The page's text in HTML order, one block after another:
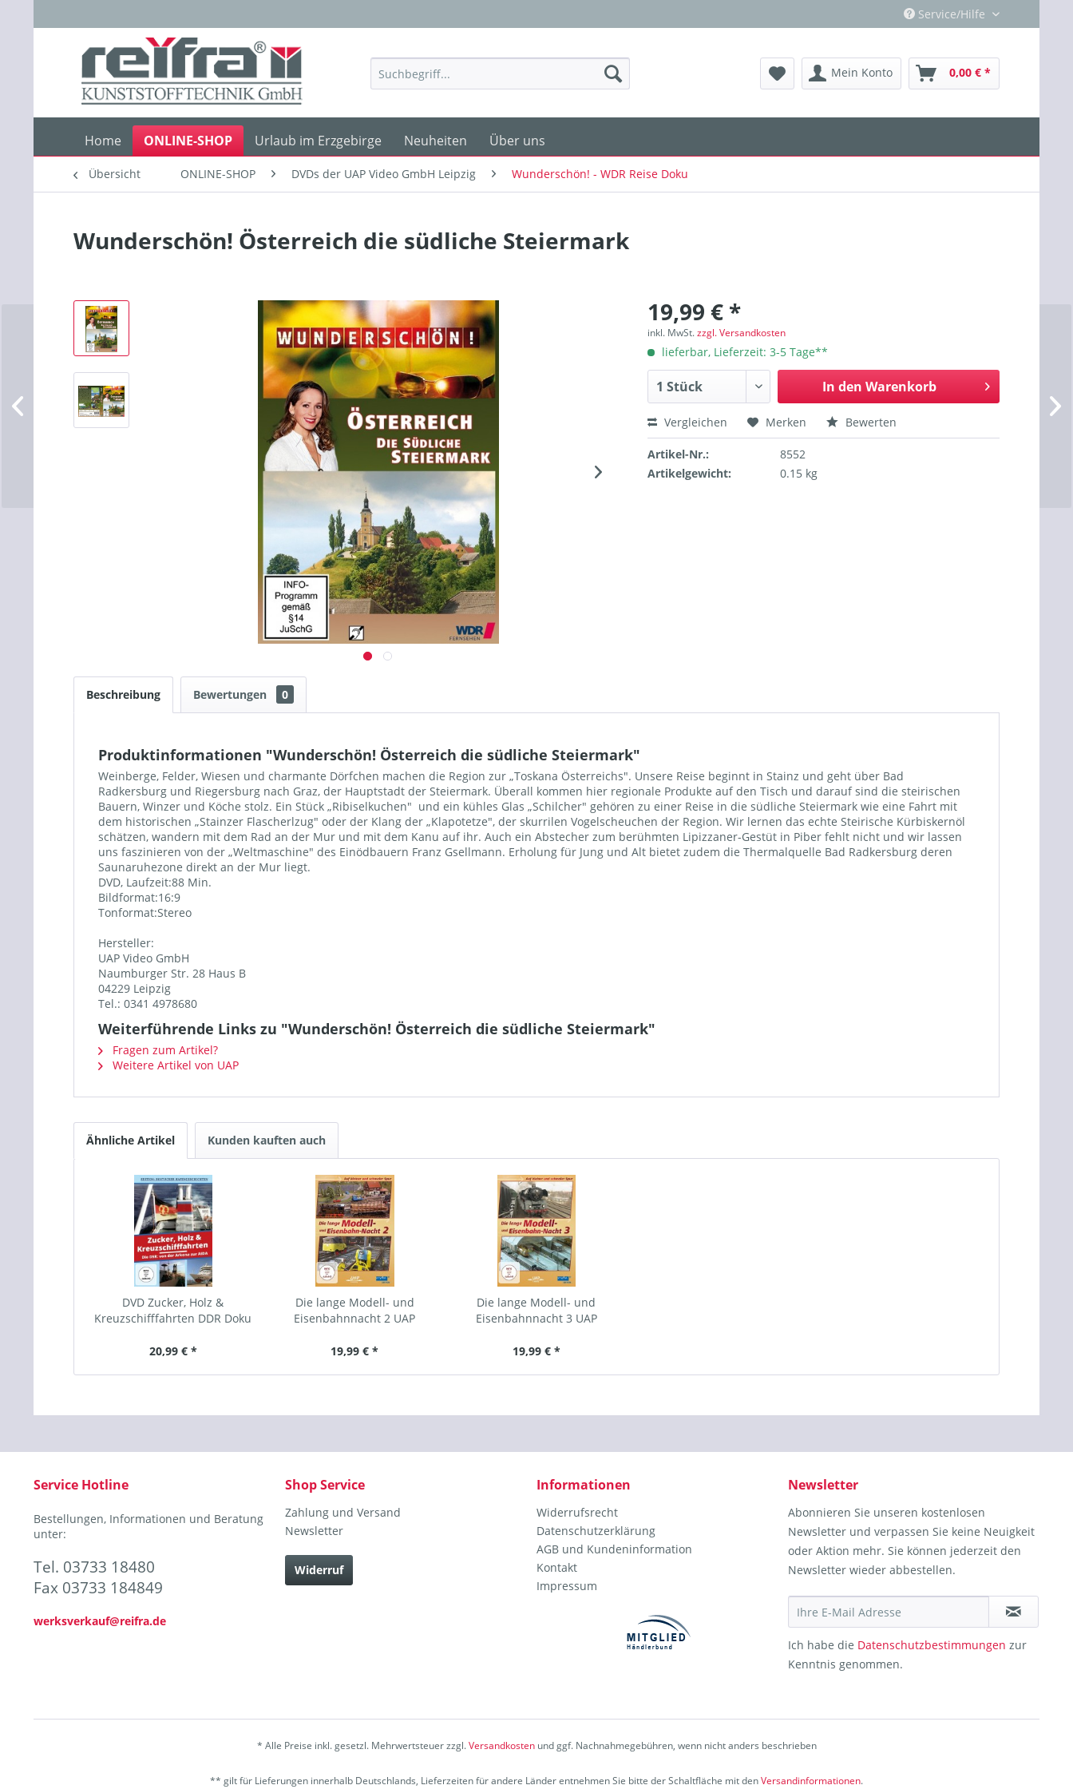
Service/Hilfe
Mein Konto 0,00 € *
Home ONLINE-SHOP Urlaub im Erzgebirge Neuheiten Über uns
Übersicht ONLINE-SHOP DVDs der UAP Video GmbH Leipzig Wunderschön! - WDR Reise Doku
Wunderschön! Österreich die südliche Steiermark
19,99 € *
inkl. MwSt.zzgl. Versandkosten
lieferbar, Lieferzeit: 3-5 Tage**
In den Warenkorb
Vergleichen Merken Bewerten
Artikel-Nr.:
8552
Artikelgewicht:
0.15 kg
Beschreibung Bewertungen 0
Produktinformationen "Wunderschön! Österreich die südliche Steiermark"
Weinberge, Felder, Wiesen und charmante Dörfchen machen die Region zur „Toskana Österreichs". Unsere Reise beginnt in Stainz und geht über Bad
Radkersburg und Riegersburg nach Graz, der Hauptstadt der Steiermark. Überall kommen hier regionale Produkte auf den Tisch und darauf sind die steirischen
Bauern, Winzer und Köche stolz. Ein Stück „Ribiselkuchen" und ein kühles Glas „Schilcher" gehören zu einer Reise in die südliche Steiermark wie eine Fahrt mit
dem historischen „Stainzer Flascherlzug" oder der Klang der „Klapotetze", der skurrilen Vogelscheuchen der Region. Wir lernen das echte Steirische Kürbiskernöl
schätzen, wandern mit dem Rad an der Mur und mit dem Kanu auf ihr. Auch ein Abstecher zum berühmten Lipizzaner-Gestüt in Piber fehlt nicht und wir lassen
uns faszinieren von der „Weltmaschine" des Einödbauern Franz Gsellmann. Erholung für Jung und Alt bietet zudem die Thermalquelle Bad Radkersburg deren
Saunaruhezone direkt an der Mur liegt.
DVD, Laufzeit:88 Min.
Bildformat:16:9
Tonformat:Stereo
Hersteller:
UAP Video GmbH
Naumburger Str. 28 Haus B
04229 Leipzig
Tel.: 0341 4978680
Weiterführende Links zu "Wunderschön! Österreich die südliche Steiermark"
Fragen zum Artikel?
Weitere Artikel von UAP
Ähnliche Artikel Kunden kauften auch
DVD Zucker, Holz &
Kreuzschifffahrten DDR Doku
20,99 € *
Die lange Modell- und
Eisenbahnnacht 2 UAP
19,99 € *
Die lange Modell- und
Eisenbahnnacht 3 UAP
19,99 € *
Service Hotline
Bestellungen, Informationen und Beratung
unter:
Tel. 03733 18480
Fax 03733 184849
werksverkauf@reifra.de
Shop Service
Zahlung und Versand
Newsletter
Widerruf
Informationen
Widerrufsrecht
Datenschutzerklärung
AGB und Kundeninformation
Kontakt
Impressum
Newsletter
Abonnieren Sie unseren kostenlosen
Newsletter und verpassen Sie keine Neuigkeit
oder Aktion mehr. Sie können jederzeit den
Newsletter wieder abbestellen.
Ich habe die Datenschutzbestimmungen zur
Kenntnis genommen.
* Alle Preise inkl. gesetzl. Mehrwertsteuer zzgl.Versandkostenund ggf. Nachnahmegebühren, wenn nicht anders beschrieben
** gilt für Lieferungen innerhalb Deutschlands, Lieferzeiten für andere Länder entnehmen Sie bitte der Schaltfläche mit denVersandinformationen.